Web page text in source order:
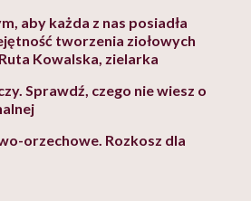
aby każda z nas posiadła
tworzenia ziołowych
Kowalska, zielarka
Sprawdź, czego nie wiesz o
orzechowe. Rozkosz dla